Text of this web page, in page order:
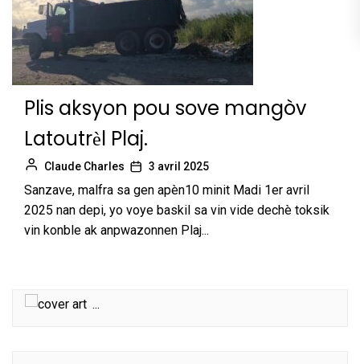
Plis aksyon pou sove mangòv
Latoutrѐl Plaj.
Claude Charles 3 avril 2025
Sanzave, malfra sa gen apèn10 minit Madi 1er avril
2025 nan depi, yo voye baskil sa vin vide dechè toksik
vin konble ak anpwazonnen Plaj...
...